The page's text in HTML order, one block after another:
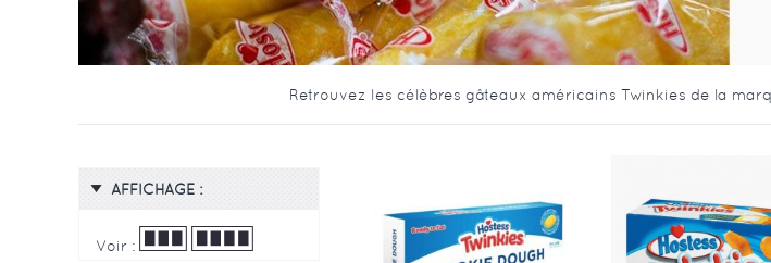
Retrouvez les célèbres gâteaux américains Twinkies de la
AFFICHAGE :
Voir :